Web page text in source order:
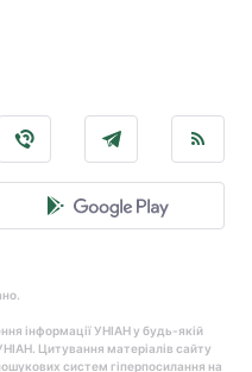
інформації УНІАН у будь-якій
Цитування матеріалів сайту
систем гіперпосилання на